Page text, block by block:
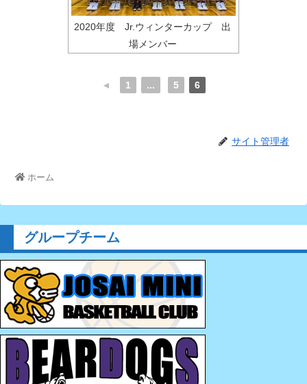
2020年度 Jr.ウィンターカップ 出
場メンバー
◄ 1 ... 5 6
サイト管理者
ホーム
グループチーム